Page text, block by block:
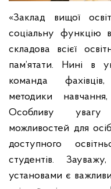
«Заклад вищої
соціальну функцію
складова всієї
пам’ятати. Нині в
команда
методики
Особливу увагу
можливостей для
доступного
студентів.
установами є